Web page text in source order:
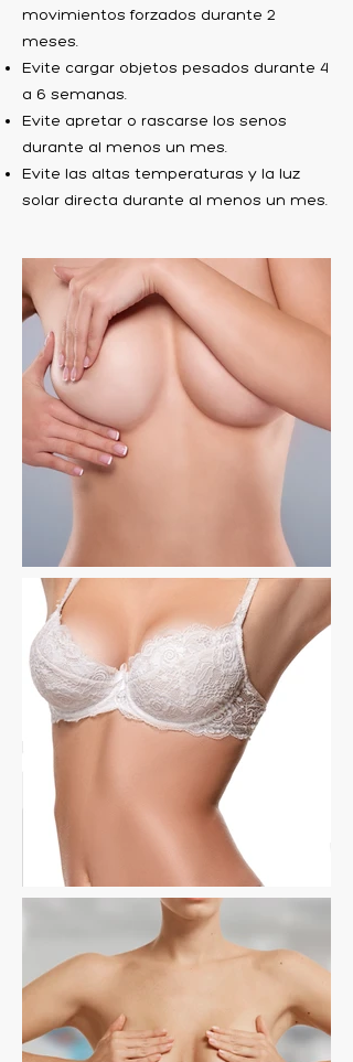
movimientos forzados durante 2
meses.
Evite cargar objetos pesados ​​durante 4
a 6 semanas.
Evite apretar o rascarse los senos
durante al menos un mes.
Evite las altas temperaturas y la luz
solar directa durante al menos un mes.